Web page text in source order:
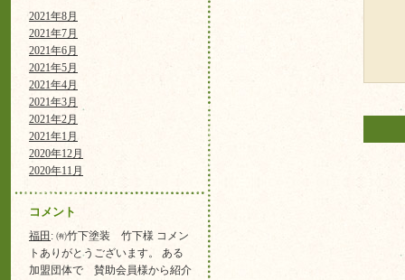
2021年8月
2021年7月
2021年6月
2021年5月
2021年4月
2021年3月
2021年2月
2021年1月
2020年12月
2020年11月
コメント
福田 : ㈲竹下塗装 竹下様 コメン
トありがとうございます。 ある
加盟団体で 賛助会員様から紹介